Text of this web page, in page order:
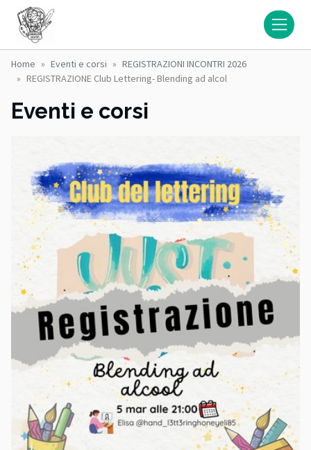
Home Eventi e corsi
REGISTRAZIONI INCONTRI 2026
REGISTRAZIONE Club Lettering- Blending ad alcol
Eventi e corsi